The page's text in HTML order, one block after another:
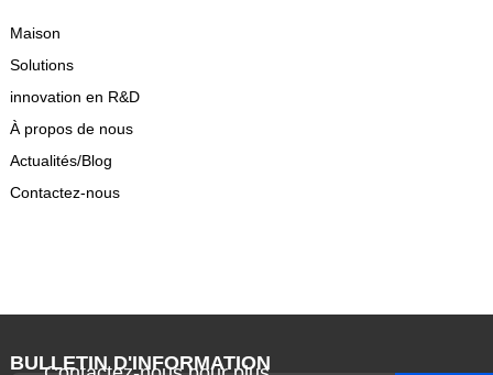
Maison
Solutions
innovation en R&D
À propos de nous
Actualités/Blog
Contactez-nous
BULLETIN D'INFORMATION